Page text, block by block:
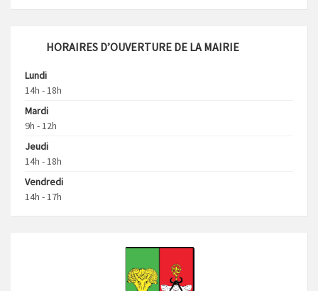
HORAIRES D’OUVERTURE DE LA MAIRIE
Lundi
14h - 18h
Mardi
9h - 12h
Jeudi
14h - 18h
Vendredi
14h - 17h